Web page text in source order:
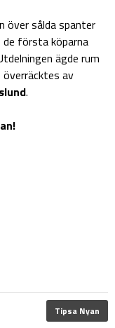
över sålda spanter
första köparna
ägde rum
av
.
Tipsa Nyan